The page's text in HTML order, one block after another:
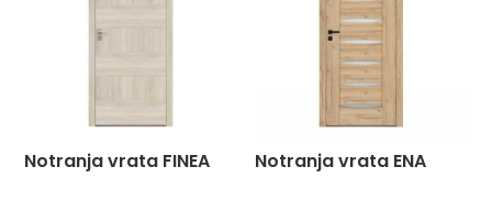
Notranja vrata FINEA Notranja vrata ENA